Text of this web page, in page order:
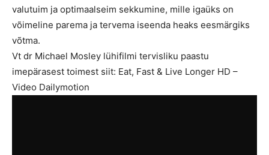
valutuim ja optimaalseim sekkumine, mille igaüks on
võimeline parema ja tervema iseenda heaks eesmärgiks
võtma.
Vt dr Michael Mosley lühifilmi tervisliku paastu
imepärasest toimest siit: Eat, Fast & Live Longer HD –
Video Dailymotion